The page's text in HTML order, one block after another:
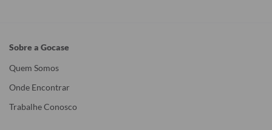
Sobre a Gocase
Quem Somos
Onde Encontrar
Trabalhe Conosco